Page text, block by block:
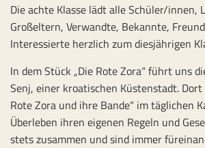
Die achte Klasse lädt alle Schüler/innen,
Großeltern, Verwandte, Bekannte,
Interessierte herzlich zum diesjährigen
In dem Stück „Die Rote Zora“ führt uns
Senj, einer kroatischen Küstenstadt. Dort
Rote Zora und ihre Bande“ im täglichen
Überleben ihren eigenen Regeln und
stets zusammen und sind immer